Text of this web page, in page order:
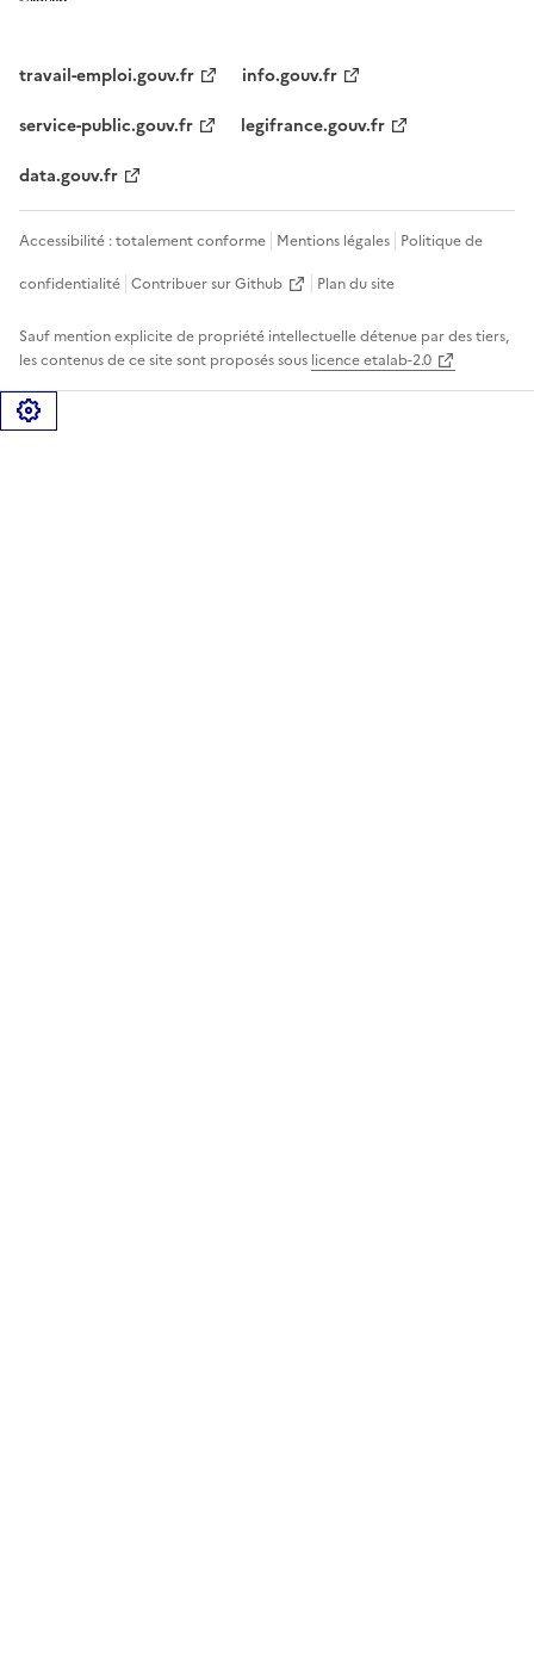
travail-emploi.gouv.fr
info.gouv.fr
service-public.gouv.fr
legifrance.gouv.fr
data.gouv.fr
Accessibilité : totalement conforme Mentions légales Politique de
confidentialité Contribuer sur Github Plan du site
Sauf mention explicite de propriété intellectuelle détenue par des tiers,
les contenus de ce site sont proposés sous licence etalab-2.0
Gérer les cookies